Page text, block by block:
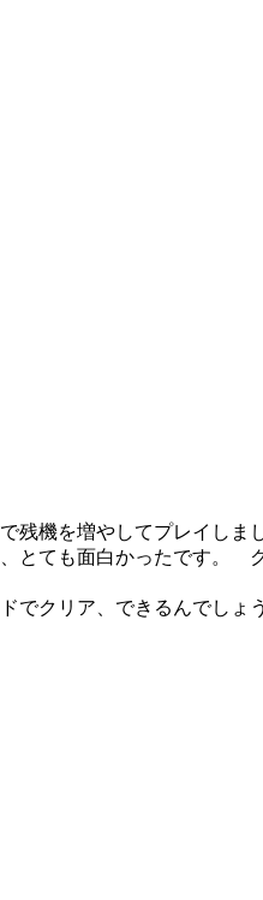
残機を増やしてプレイしま
とても面白かったです。
でクリア、できるんでしょ